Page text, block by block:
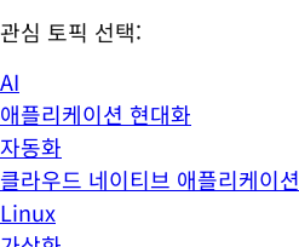
관심 토픽 선택:
AI
애플리케이션 현대화
자동화
클라우드 네이티브 애플리케이션
Linux